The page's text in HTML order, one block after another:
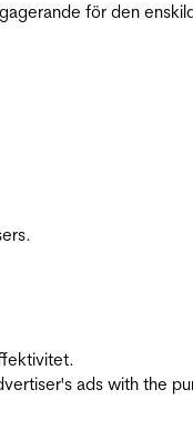
för den
ads with the